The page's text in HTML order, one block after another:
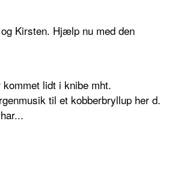
Kirsten. Hjælp nu med den
lidt i knibe mht.
til et kobberbryllup her d.